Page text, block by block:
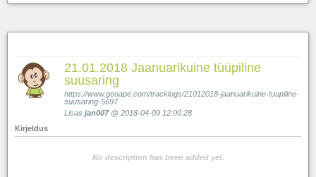
21.01.2018 Jaanuarikuine tüüpiline
suusaring
https://www.geoape.com/tracklogs/21012018-jaanuarikuine-tuupiline-
suusaring-5697
Lisasjan007@ 2018-04-09 12:00:28
Kirjeldus
No description has been added yet.